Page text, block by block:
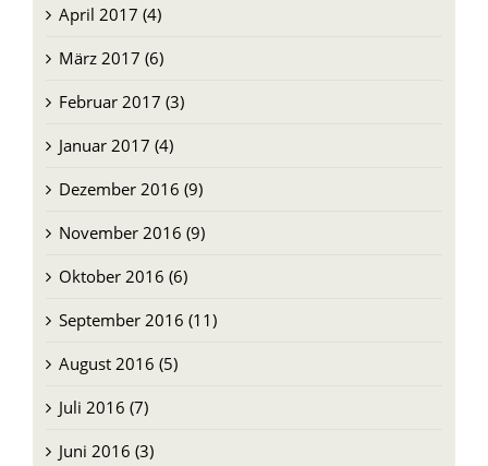
März 2017 (6)
Februar 2017 (3)
Januar 2017 (4)
Dezember 2016 (9)
November 2016 (9)
Oktober 2016 (6)
September 2016 (11)
August 2016 (5)
Juli 2016 (7)
Juni 2016 (3)
Mai 2016 (7)